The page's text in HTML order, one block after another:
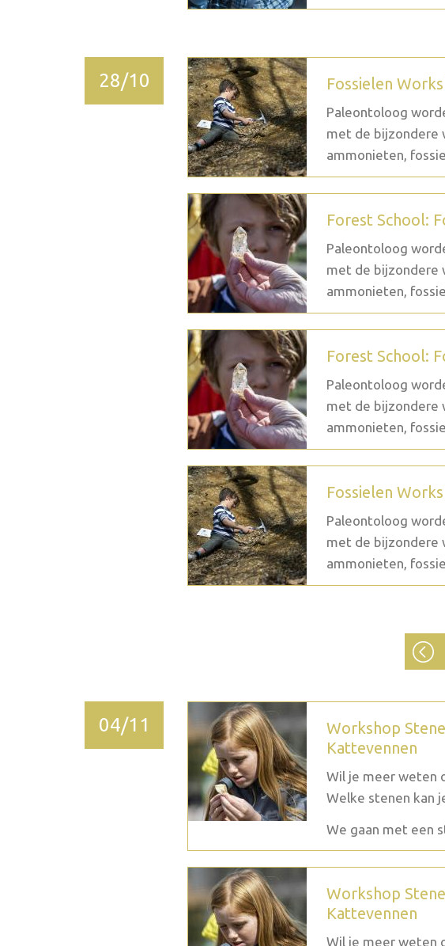
28/10 Fossielen
Paleontoloog
met de bijzondere
ammonieten,
Forest School:
Paleontoloog
met de bijzondere
ammonieten,
Forest School:
Paleontoloog
met de bijzondere
ammonieten,
Fossielen
Paleontoloog
met de bijzondere
ammonieten,
04/11
Workshop
Kattevennen
Wil je meer weten
Welke stenen kan
We gaan met een
Workshop
Kattevennen
Wil je meer weten